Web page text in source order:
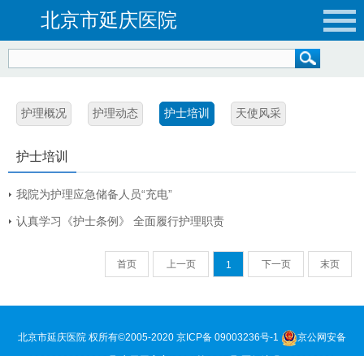
北京市延庆医院
护理概况 护理动态 护士培训 天使风采
护士培训
我院为护理应急储备人员“充电”
认真学习《护士条例》 全面履行护理职责
首页 上一页 1 下一页 末页
北京市延庆医院 权所有©2005-2020 京ICP备 09003236号-1
京公网安备